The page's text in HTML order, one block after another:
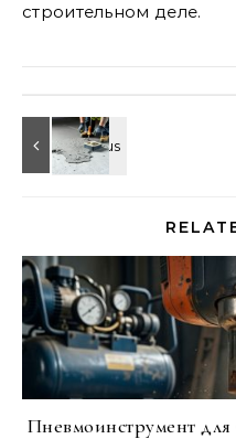
строительном деле.
Пневмоинструмент для